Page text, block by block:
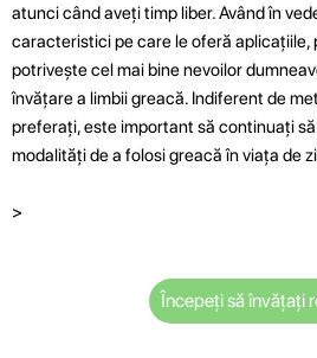
atunci când aveți timp liber. Având în
caracteristici pe care le oferă aplicațiile,
potrivește cel mai bine nevoilor
învățare a limbii greacă. Indiferent de
preferați, este important să continuați
modalități de a folosi greacă în viața de
>
Începeți să învățați